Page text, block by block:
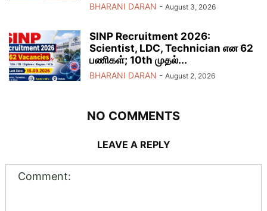
BHARANI DARAN - August 3, 2026
SINP Recruitment 2026:
Scientist, LDC, Technician என 62
பணிகள்; 10th முதல்...
BHARANI DARAN - August 2, 2026
NO COMMENTS
LEAVE A REPLY